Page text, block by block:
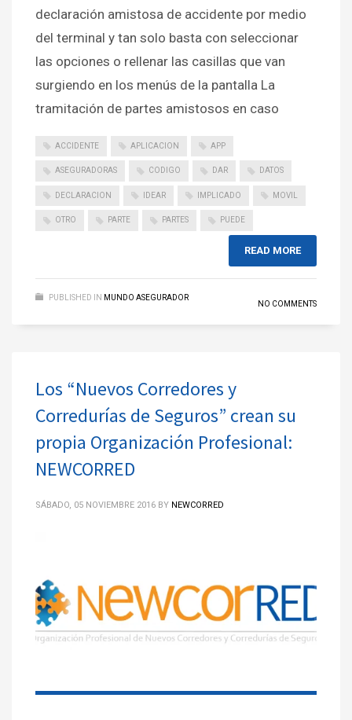
declaración amistosa de accidente por medio
del terminal y tan solo basta con seleccionar
las opciones o rellenar las casillas que van
surgiendo en los menús de la pantalla La
tramitación de partes amistosos en caso
ACCIDENTE APLICACION APP
ASEGURADORAS CODIGO DAR DATOS
DECLARACION IDEAR IMPLICADO MOVIL
OTRO PARTE PARTES PUEDE
READ MORE
PUBLISHED IN MUNDO ASEGURADOR
NO COMMENTS
Los “Nuevos Corredores y
Corredurías de Seguros” crean su
propia Organización Profesional:
NEWCORRED
SÁBADO, 05 NOVIEMBRE 2016 BY NEWCORRED